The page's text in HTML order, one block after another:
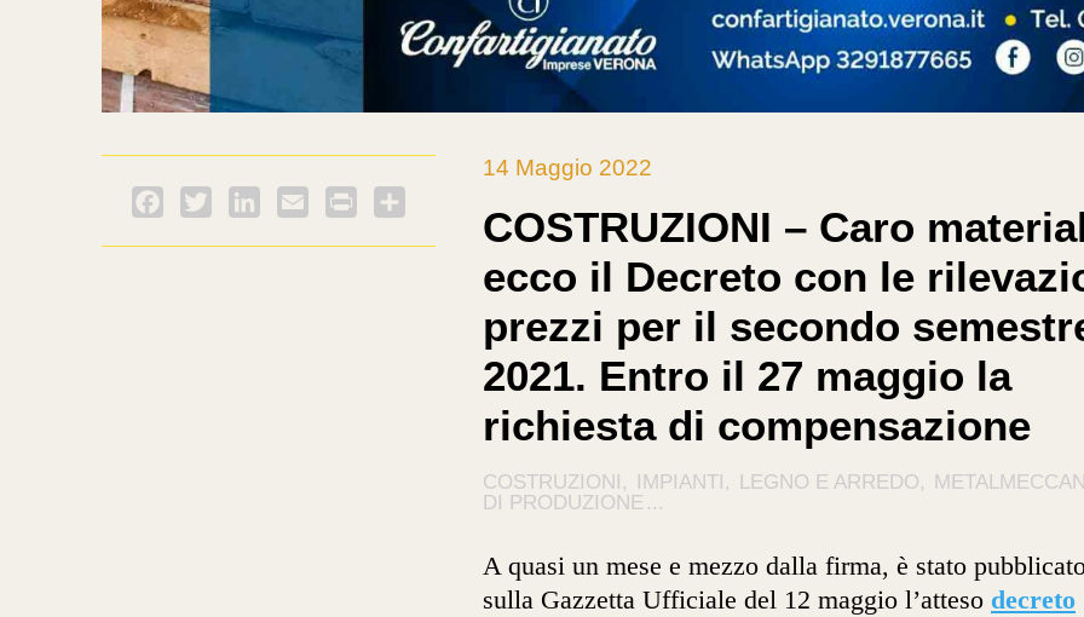
Facebook
Twitter LinkedInEmail PrintFriendly
14 Maggio 2022
COSTRUZIONI – Caro
ecco il Decreto con le
prezzi per il secondo
2021. Entro il 27 maggio la
richiesta di compensazione
COSTRUZIONI IMPIANTI LEGNO E ARREDO
DI PRODUZIONE ...
A quasi un mese e mezzo dalla firma, è stato
sulla Gazzetta Ufficiale del 12 maggio l’atteso decreto